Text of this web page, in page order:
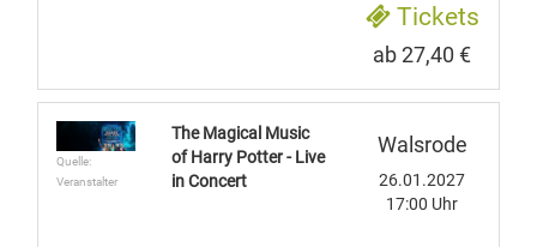
Tickets
ab 27,40 €
Quelle:
Veranstalter
The Magical Music
of Harry Potter - Live
in Concert
Walsrode
26.01.2027
17:00 Uhr